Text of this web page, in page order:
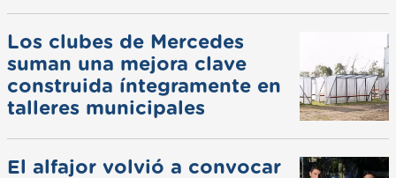
Los clubes de Mercedes
suman una mejora clave
construida íntegramente en
talleres municipales
El alfajor volvió a convocar